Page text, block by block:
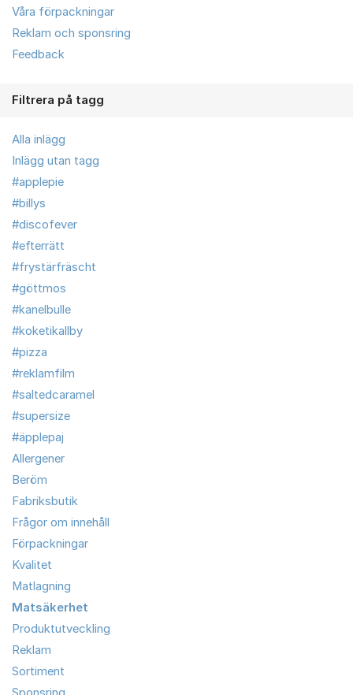
Våra förpackningar
Reklam och sponsring
Feedback
Filtrera på tagg
Alla inlägg
Inlägg utan tagg
#applepie
#billys
#discofever
#efterrätt
#frystärfräscht
#göttmos
#kanelbulle
#koketikallby
#pizza
#reklamfilm
#saltedcaramel
#supersize
#äpplepaj
Allergener
Beröm
Fabriksbutik
Frågor om innehåll
Förpackningar
Kvalitet
Matlagning
Matsäkerhet
Produktutveckling
Reklam
Sortiment